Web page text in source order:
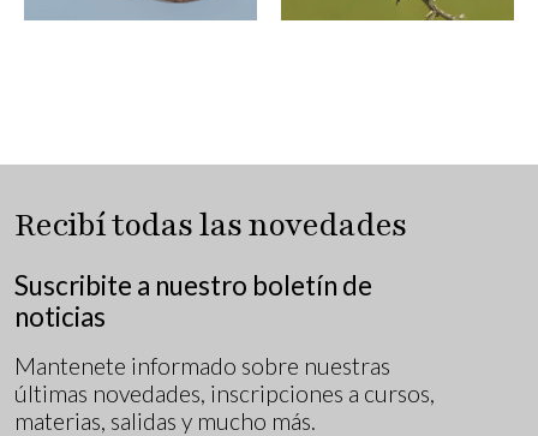
Recibí todas las novedades
Suscribite a nuestro boletín de
noticias
Mantenete informado sobre nuestras
últimas novedades, inscripciones a cursos,
materias, salidas y mucho más.